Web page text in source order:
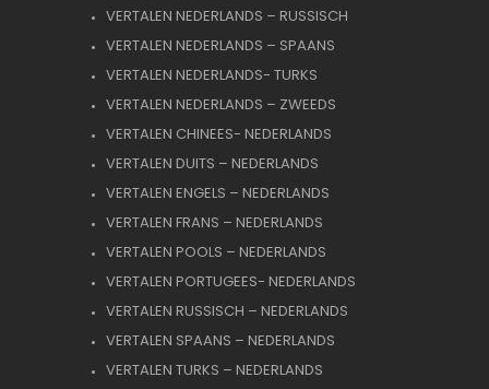
VERTALEN NEDERLANDS – RUSSISCH
VERTALEN NEDERLANDS – SPAANS
VERTALEN NEDERLANDS- TURKS
VERTALEN NEDERLANDS – ZWEEDS
VERTALEN CHINEES- NEDERLANDS
VERTALEN DUITS – NEDERLANDS
VERTALEN ENGELS – NEDERLANDS
VERTALEN FRANS – NEDERLANDS
VERTALEN POOLS – NEDERLANDS
VERTALEN PORTUGEES- NEDERLANDS
VERTALEN RUSSISCH – NEDERLANDS
VERTALEN SPAANS – NEDERLANDS
VERTALEN TURKS – NEDERLANDS